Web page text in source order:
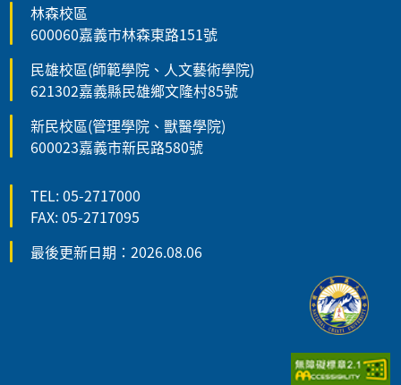
林森校區
600060嘉義市林森東路151號
民雄校區(師範學院、人文藝術學院)
621302嘉義縣民雄鄉文隆村85號
新民校區(管理學院、獸醫學院)
600023嘉義市新民路580號
TEL: 05-2717000
FAX: 05-2717095
最後更新日期：2026.08.06